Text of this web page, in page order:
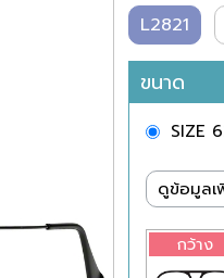
L2821
ขนาด
SIZE
ดูข้อมูลเ
กว้าง